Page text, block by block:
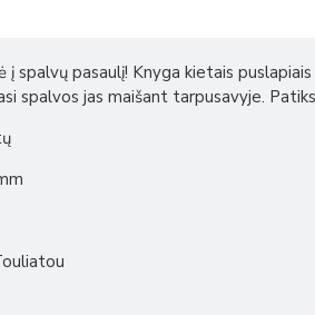
į spalvų pasaulį! Knyga kietais
spalvos jas maišant tarpusavyje.